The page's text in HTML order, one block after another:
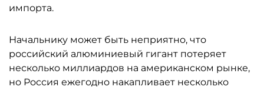
импорта.
Начальнику может быть неприятно, что
российский алюминиевый гигант потеряет
несколько миллиардов на американском рынке,
но Россия ежегодно накапливает несколько